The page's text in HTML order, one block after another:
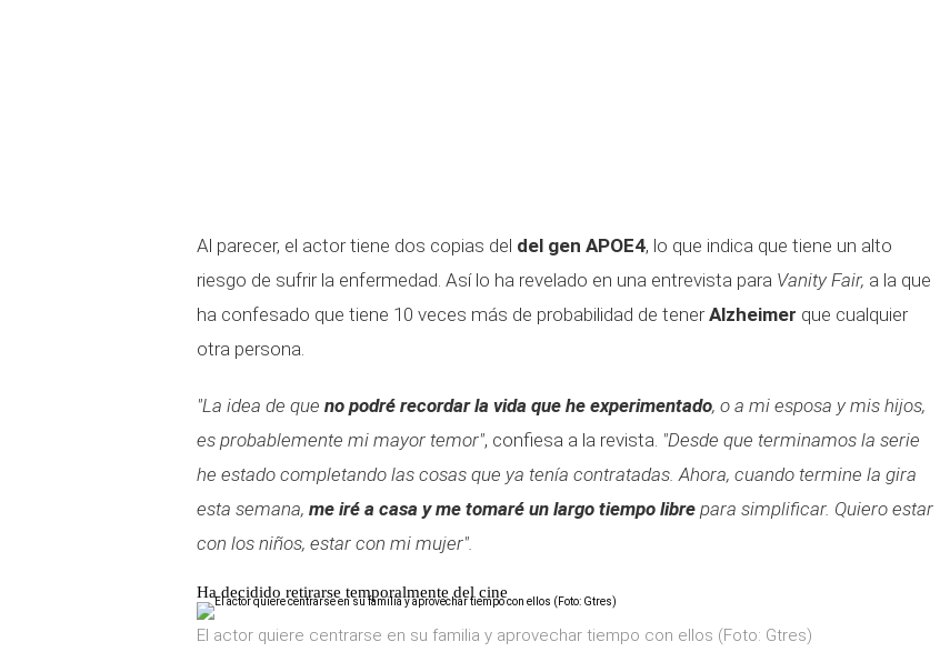
Al parecer, el actor tiene dos copias del del gen APOE4, lo que indica que tiene un alto
riesgo de sufrir la enfermedad. Así lo ha revelado en una entrevista para Vanity Fair, a la que
ha confesado que tiene 10 veces más de probabilidad de tenerAlzheimer que cualquier
otra persona.
"La idea de que no podré recordar la vida que he experimentado, o a mi esposa y mis hijos,
es probablemente mi mayor temor", confiesa a la revista. "Desde que terminamos la serie
he estado completando las cosas que ya tenía contratadas. Ahora, cuando termine la gira
esta semana, me iré a casa y me tomaré un largo tiempo libre para simplificar. Quiero estar
con los niños, estar con mi mujer".
Ha decidido retirarse temporalmente del cine
El actor quiere centrarse en su familia y aprovechar tiempo con ellos (Foto: Gtres)